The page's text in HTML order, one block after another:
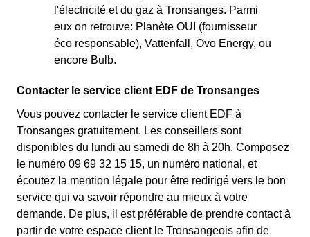
l'électricité et du gaz à Tronsanges. Parmi
eux on retrouve: Planète OUI (fournisseur
éco responsable), Vattenfall, Ovo Energy, ou
encore Bulb.
Contacter le service client EDF de Tronsanges
Vous pouvez contacter le service client EDF à
Tronsanges gratuitement. Les conseillers sont
disponibles du lundi au samedi de 8h à 20h. Composez
le numéro 09 69 32 15 15, un numéro national, et
écoutez la mention légale pour être redirigé vers le bon
service qui va savoir répondre au mieux à votre
demande. De plus, il est préférable de prendre contact à
partir de votre espace client le Tronsangeois afin de